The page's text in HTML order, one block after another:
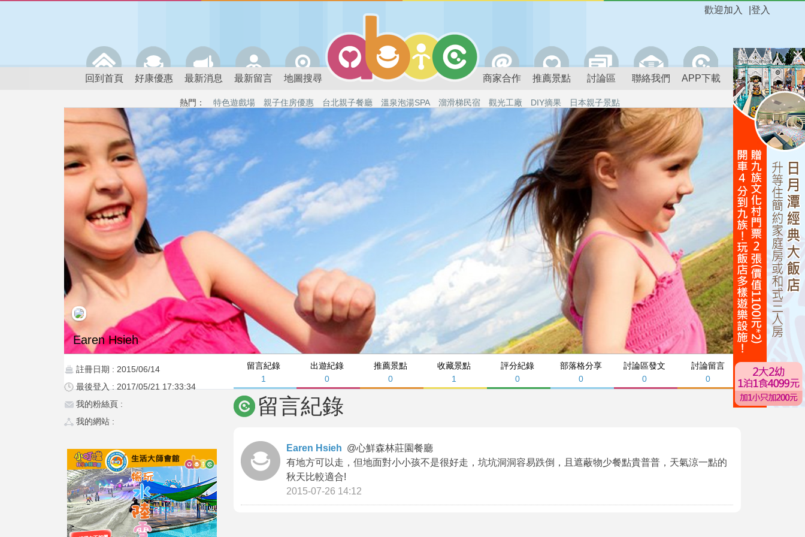
登入
歡迎加入
回到首頁 好康優惠 最新消息 最新留言 地圖搜尋 商家合作 推薦景點 討論區 聯絡我們 APP下載
熱門： 特色遊戲場 親子住房優惠 台北親子餐廳 溫泉泡湯SPA 溜滑梯民宿 觀光工廠 DIY摘果 日本親子景點
留言紀錄
1
出遊紀錄
0
推薦景點
0
收藏景點
1
評分紀錄
0
部落格分享
0
討論區發文
0
討論留言
0
Earen Hsieh
註冊日期 : 2015/06/14
最後登入 : 2017/05/21 17:33:34
我的粉絲頁 :
我的網站 :
留言紀錄
Earen Hsieh @心鮮森林莊園餐廳
有地方可以走，但地面對小小孩不是很好走，坑坑洞洞容易跌倒，且遮蔽物少餐點貴普普，天氣涼一點的
秋天比較適合!
2015-07-26 14:12